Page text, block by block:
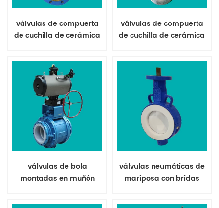
válvulas de compuerta
de cuchilla de cerámica
válvulas de compuerta
de cuchilla de cerámica
de mosca
válvulas de bola
montadas en muñón
con pfa
válvulas neumáticas de
mariposa con bridas